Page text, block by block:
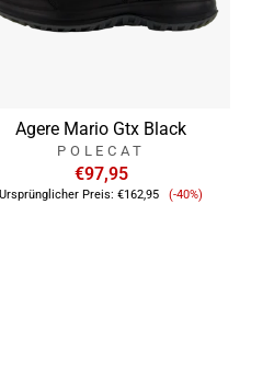
Agere Mario Gtx Black
POLECAT
€97,95
Ursprünglicher Preis:€162,95 (-40%)